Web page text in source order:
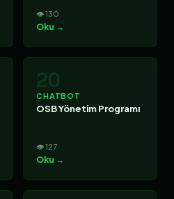
👁 130
Oku →
20
CHATBOT
OSB Yönetim Programı
👁 127
Oku →